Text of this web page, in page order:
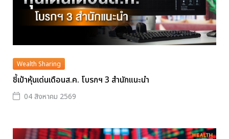
Wealth Sharing
ชี้เป้าหุ้นเด่นเดือนส.ค. โบรกฯ 3 สำนักแนะนำ
04 สิงหาคม 2569